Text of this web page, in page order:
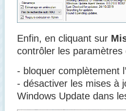
Enfin, en cliquant sur
contrôler les
- bloquer complètement
- désactiver les mises à
Windows Update dans